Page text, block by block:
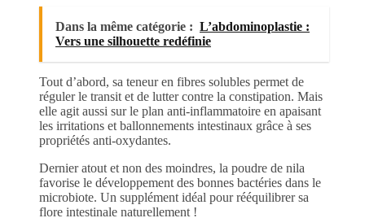
Dans la même catégorie : L’abdominoplastie :
Vers une silhouette redéfinie
Tout d’abord, sa teneur en fibres solubles permet de
réguler le transit et de lutter contre la constipation. Mais
elle agit aussi sur le plan anti-inflammatoire en apaisant
les irritations et ballonnements intestinaux grâce à ses
propriétés anti-oxydantes.
Dernier atout et non des moindres, la poudre de nila
favorise le développement des bonnes bactéries dans le
microbiote. Un supplément idéal pour rééquilibrer sa
flore intestinale naturellement !